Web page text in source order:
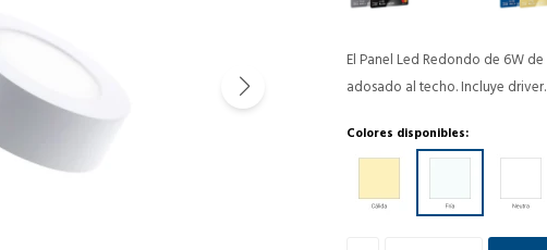
El Panel Led Redondo de 6W
adosado al techo. Incluye driver.
Colores disponibles: